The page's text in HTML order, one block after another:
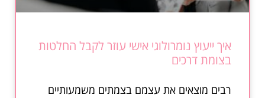
איך ייעוץ נומרולוגי אישי עוזר לקבל החלטות
בצומת דרכים
רבים מוצאים את עצמם בצמתים משמעותיים